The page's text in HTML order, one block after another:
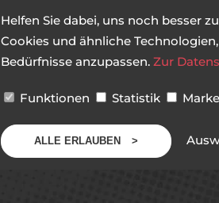
Helfen Sie dabei, uns noch besser
Cookies und ähnliche
Bedürfnisse anzupassen. Zur
Funktionen Statistik
ALLE ERLAUBEN